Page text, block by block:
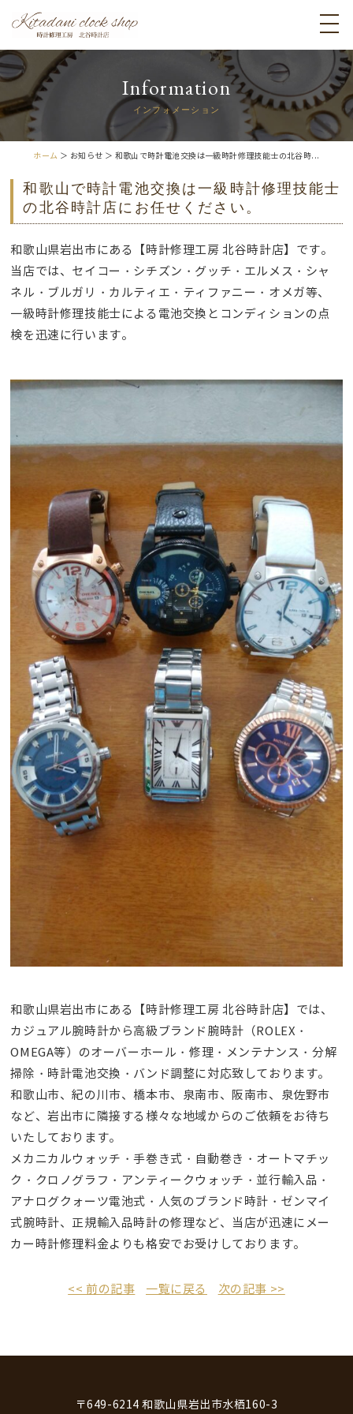
Information
インフォメーション
ホーム ＞ お知らせ ＞ 和歌山で時計電池交換は一級時計修理技能士の北谷時...
和歌山で時計電池交換は一級時計修理技能士
の北谷時計店にお任せください。
和歌山県岩出市にある【時計修理工房 北谷時計店】です。
当店では、セイコー・シチズン・グッチ・エルメス・シャ
ネル・ブルガリ・カルティエ・ティファニー・オメガ等、
一級時計修理技能士による電池交換とコンディションの点
検を迅速に行います。
和歌山県岩出市にある【時計修理工房 北谷時計店】では、
カジュアル腕時計から高級ブランド腕時計（ROLEX・
OMEGA等）のオーバーホール・修理・メンテナンス・分解
掃除・時計電池交換・バンド調整に対応致しております。
和歌山市、紀の川市、橋本市、泉南市、阪南市、泉佐野市
など、岩出市に隣接する様々な地域からのご依頼をお待ち
いたしております。
メカニカルウォッチ・手巻き式・自動巻き・オートマチッ
ク・クロノグラフ・アンティークウォッチ・並行輸入品・
アナログクォーツ電池式・人気のブランド時計・ゼンマイ
式腕時計、正規輸入品時計の修理など、当店が迅速にメー
カー時計修理料金よりも格安でお受けしております。
<< 前の記事 一覧に戻る 次の記事 >>
〒649-6214 和歌山県岩出市水栖160-3